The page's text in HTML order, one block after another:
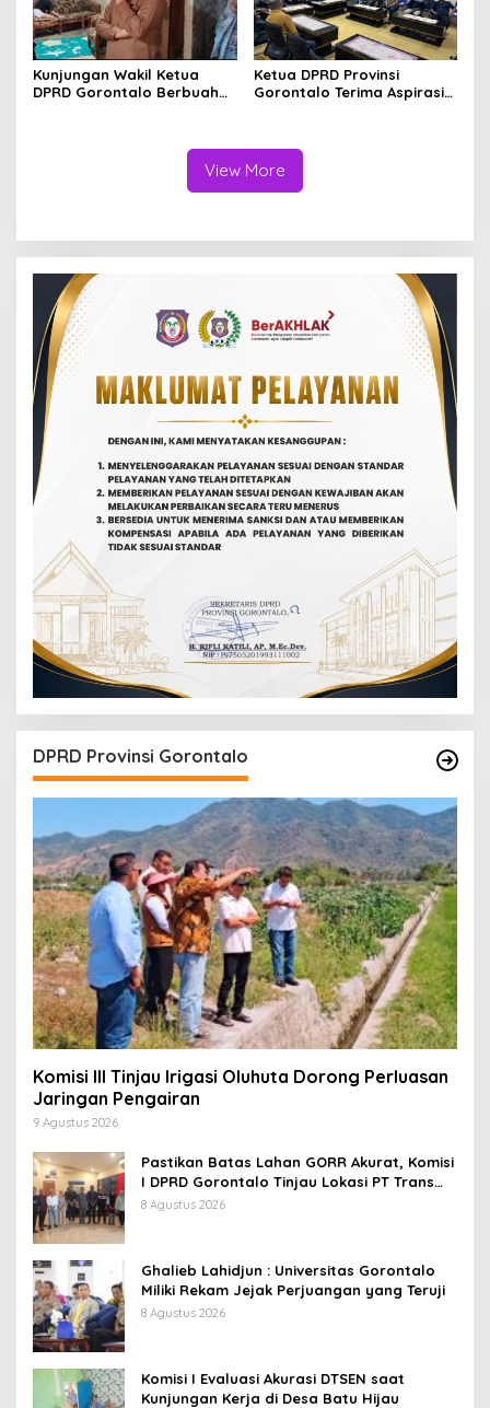
Kunjungan Wakil Ketua
DPRD Gorontalo Berbuah
Ketua DPRD Provinsi
Gorontalo Terima Aspirasi
View More
DPRD Provinsi Gorontalo
Komisi III Tinjau Irigasi Oluhuta Dorong Perluasan
Jaringan Pengairan
9 Agustus 2026
Pastikan Batas Lahan GORR Akurat, Komisi
I DPRD Gorontalo Tinjau Lokasi PT Trans
Continent.
8 Agustus 2026
Ghalieb Lahidjun : Universitas Gorontalo
Miliki Rekam Jejak Perjuangan yang Teruji
8 Agustus 2026
Komisi I Evaluasi Akurasi DTSEN saat
Kunjungan Kerja di Desa Batu Hijau